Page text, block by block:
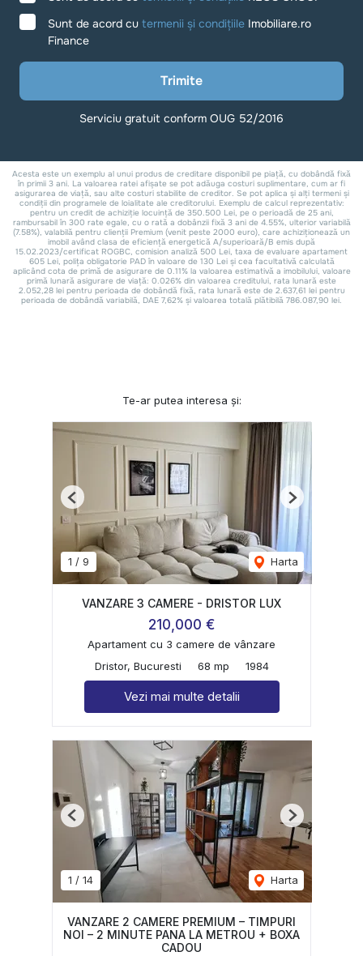
Te-ar putea interesa și:
1 / 9 Harta
Previous Next
VANZARE 3 CAMERE - DRISTOR LUX
210,000 €
Apartament cu 3 camere de vânzare
Dristor, Bucuresti
68 mp 1984
Vezi mai multe detalii
1 / 14 Harta
Previous Next
VANZARE 2 CAMERE PREMIUM – TIMPURI
NOI – 2 MINUTE PANA LA METROU + BOXA
CADOU